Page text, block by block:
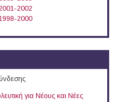
2002
2000
για Νέους και Νέες